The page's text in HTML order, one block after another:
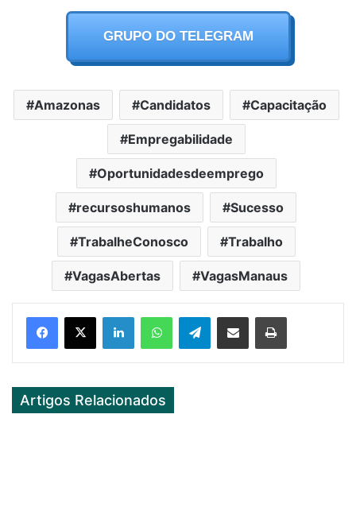
GRUPO DO TELEGRAM
Amazonas Candidatos Capacitação
Empregabilidade
Oportunidadesdeemprego
recursoshumanos Sucesso
TrabalheConosco Trabalho
VagasAbertas VagasManaus
Telegram
Artigos Relacionados